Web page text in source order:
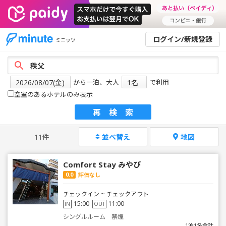
ミニッツ ログイン/新規登録
から一泊、大人
で利用
空室のあるホテルのみ表示
再検索
11件 並べ替え 地図
Comfort Stay みやび
0.0 評価なし
チェックイン ~ チェックアウト
IN 15:00 OUT 11:00
シングルルーム 禁煙